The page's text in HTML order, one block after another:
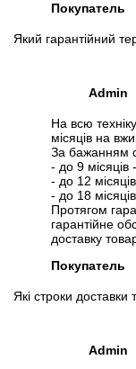
Покупатель
Який гарантійний
Admin
На всю
місяців на
За бажанням
- до 9 місяців
- до 12
- до 18
Протягом
гарантійне
доставку
Покупатель
Які строки доставки
Admin